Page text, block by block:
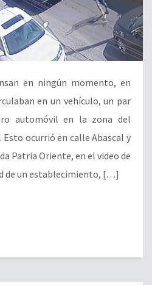
en ningún momento, en
en un vehículo, un par
automóvil en la zona del
Esto ocurrió en calle Abascal y
Patria Oriente, en el video de
de un establecimiento, […]